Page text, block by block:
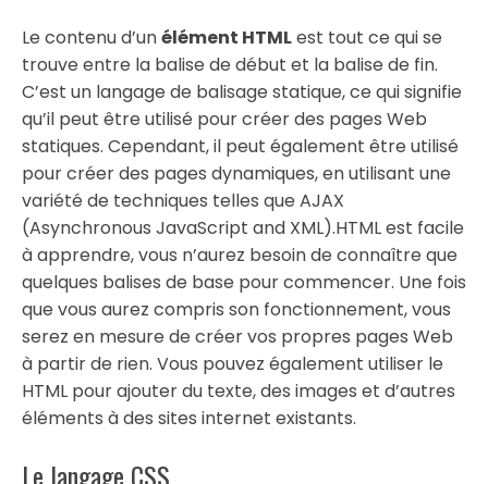
Le contenu d’unélément HTMLest tout ce qui se
trouve entre la balise de début et la balise de fin.
C’est un langage de balisage statique, ce qui signifie
qu’il peut être utilisé pour créer des pages Web
statiques. Cependant, il peut également être utilisé
pour créer des pages dynamiques, en utilisant une
variété de techniques telles que AJAX
(Asynchronous JavaScript and XML).HTML est facile
à apprendre, vous n’aurez besoin de connaître que
quelques balises de base pour commencer. Une fois
que vous aurez compris son fonctionnement, vous
serez en mesure de créer vos propres pages Web
à partir de rien. Vous pouvez également utiliser le
HTML pour ajouter du texte, des images et d’autres
éléments à des sites internet existants.
Le langage CSS